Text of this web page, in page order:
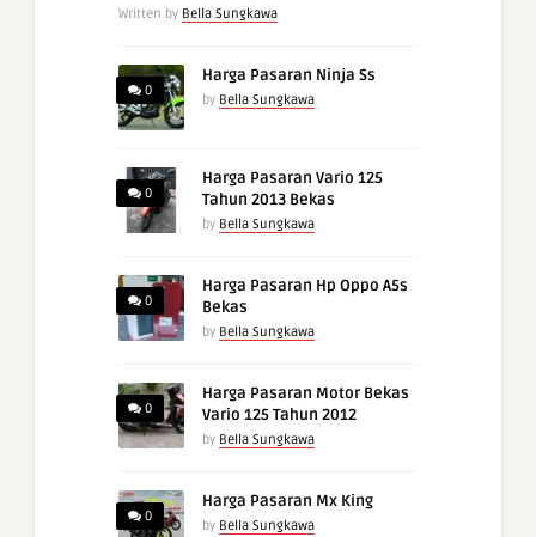
Written by Bella Sungkawa
0
Harga Pasaran Ninja Ss
by Bella Sungkawa
0
Harga Pasaran Vario 125
Tahun 2013 Bekas
by Bella Sungkawa
0
Harga Pasaran Hp Oppo A5s
Bekas
by Bella Sungkawa
0
Harga Pasaran Motor Bekas
Vario 125 Tahun 2012
by Bella Sungkawa
0
Harga Pasaran Mx King
by Bella Sungkawa